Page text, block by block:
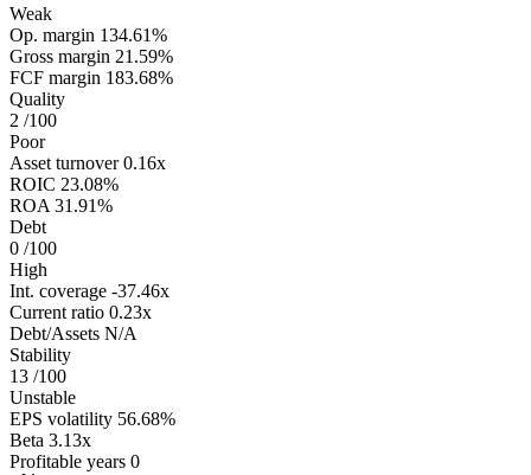
Weak
Op. margin 134.61%
Gross margin 21.59%
FCF margin 183.68%
Quality
2 /100
Poor
Asset turnover 0.16x
ROIC 23.08%
ROA 31.91%
Debt
0 /100
High
Int. coverage -37.46x
Current ratio 0.23x
Debt/Assets N/A
Stability
13 /100
Unstable
EPS volatility 56.68%
Beta 3.13x
Profitable years 0